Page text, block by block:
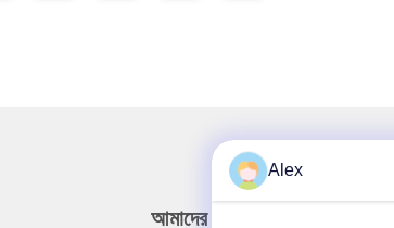
আমাদের নিউজলেটার
Alex